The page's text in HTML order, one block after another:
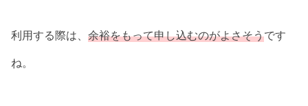
利用する際は、 余裕をもって申し込むのがよさそうです
ね。